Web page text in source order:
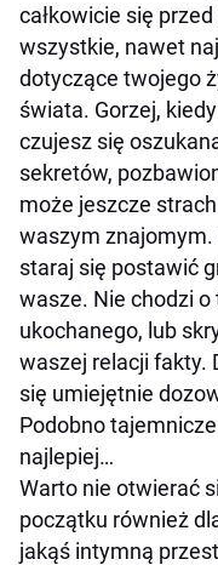
całkowicie się
wszystkie, nawet
dotyczące twojego
świata. Gorzej,
czujesz się
sekretów,
może jeszcze
waszym
staraj się postawić
wasze. Nie chodzi o
ukochanego, lub
waszej relacji fakty.
się umiejętnie
Podobno
najlepiej…
Warto nie otwierać
początku również
jakąś intymną